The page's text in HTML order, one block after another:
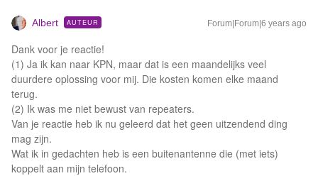
Albert AUTEUR Forum|Forum|6 years ago
Dank voor je reactie!
(1) Ja ik kan naar KPN, maar dat is een maandelijks veel
duurdere oplossing voor mij. Die kosten komen elke maand
terug.
(2) Ik was me niet bewust van repeaters.
Van je reactie heb ik nu geleerd dat het geen uitzendend ding
mag zijn.
Wat ik in gedachten heb is een buitenantenne die (met iets)
koppelt aan mijn telefoon.